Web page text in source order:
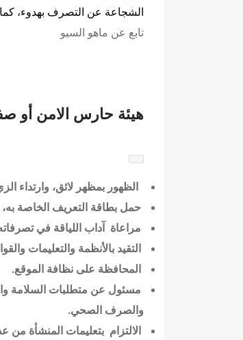
الشجاعة عن التصرف بهدوء،
تابع عن ماهو السيو
هيئة حارس الامن أو
الظهور بمظهر لائق، وارتداء
حمل بطاقة التعريف الخاصة
مراعاة آداب اللياقة في
التقيد بالأنظمة والتعليمات
المحافظة على نظافة الموقع.
مسئول عن متطلبات السلامة
والصرف الصحي.
الالتزام بتعليمات المنشأة